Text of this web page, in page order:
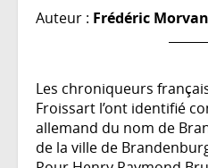
Auteur : Frédéric Morvan
Les chroniqueurs
Froissart l’ont identifié
allemand du nom de
de la ville de